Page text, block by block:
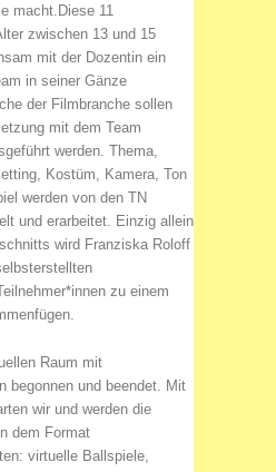
macht.Diese 11
zwischen 13 und 15
mit der Dozentin ein
in seiner Gänze
der Filmbranche sollen
mit dem Team
werden. Thema,
Kostüm, Kamera, Ton
werden von den TN
und erarbeitet. Einzig allein
wird Franziska Roloff
zu einem
Raum mit
begonnen und beendet. Mit
wir und werden die
dem Format
virtuelle Ballspiele,